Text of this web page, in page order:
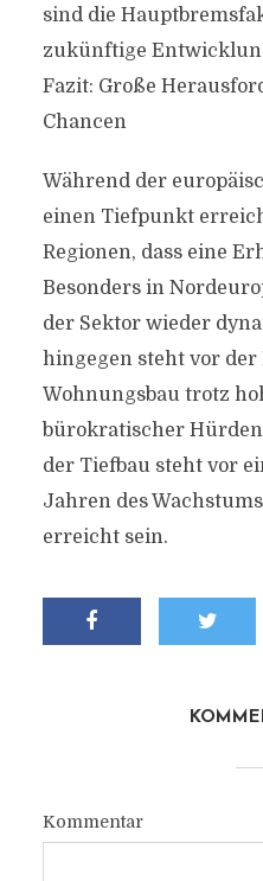
sind die
zukünftige
Fazit: Große
Chancen
Während der
einen Tiefpunkt
Regionen, dass eine
Besonders in
der Sektor wieder
hingegen steht vor
Wohnungsbau trotz
bürokratischer
der Tiefbau steht vor
Jahren des
erreicht sein.
Kommentar